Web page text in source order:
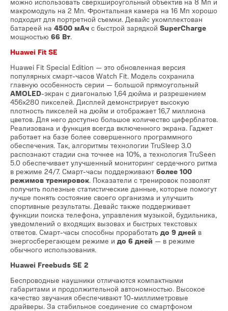
макромодуль на 2 Мп. Фронтальная камера на 16 Мп хорошо
подходит для портретной съемки. Девайс укомплектован
батареей на 4500 мАч с быстрой зарядкой SuperCharge
мощностью 66 Вт.
Huawei Fit SE
Huawei Fit Special Edition — это обновленная версия
популярных смарт-часов Watch Fit. Модель сохранила
главную особенность серии — большой прямоугольный
AMOLED-экран с диагональю 1,64 дюйма и разрешением
456х280 пикселей. Дисплей демонстрирует высокую
плотность пикселей на дюйм и отображает 16,7 миллиона
цветов. Для него доступно большое количество циферблатов.
Реализована и функция всегда включенного экрана. Гаджет
работает на базе более совершенного программного
обеспечения. Так, алгоритмы технологии TruSleep 3.0
распознают стадии сна точнее на 10%, а технология TruSeen
5.0 обеспечивает улучшенный мониторинг сердечного ритма
в режиме 24/7. Смарт-часы поддерживают более 100
режимов тренировок. Показатели с тренировок позволят
получить полезные статистические данные, которые помогут
лучше понять состояние своего организма и улучшить
спортивные результаты. Девайс также поддерживает
функции поиска телефона, управления музыкой, будильника,
уведомлений о входящих вызовах и быстрых текстовых
ответов. Смарт-часы способны проработать до 9 дней в
энергосберегающем режиме и до 6 дней — в режиме
обычного использования.
Huawei Freebuds SE 2
Беспроводные наушники отличаются компактными
габаритами и продолжительной автономностью. Высокое
качество звучания обеспечивают 10-миллиметровые
драйверы. За стабильное соединение со смартфоном